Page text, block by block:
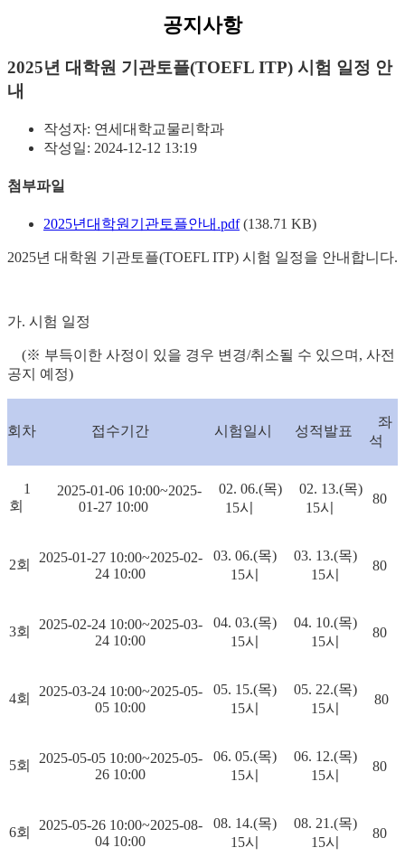
공지사항
2025년 대학원 기관토플(TOEFL ITP) 시험 일정 안
내
작성자: 연세대학교물리학과
작성일: 2024-12-12 13:19
첨부파일
2025년대학원기관토플안내.pdf (138.71 KB)
2025년 대학원 기관토플(TOEFL ITP) 시험 일정을 안내합니다.
가. 시험 일정
(※ 부득이한 사정이 있을 경우 변경/취소될 수 있으며, 사전
공지 예정)
회차 접수기간 시험일시 성적발표
좌
석
1
회
2025-01-06 10:00~2025-
01-27 10:00
02. 06.(목)
15시
02. 13.(목)
15시
80
2회
2025-01-27 10:00~2025-02-
24 10:00
03. 06.(목)
15시
03. 13.(목)
15시
80
3회
2025-02-24 10:00~2025-03-
24 10:00
04. 03.(목)
15시
04. 10.(목)
15시
80
4회
2025-03-24 10:00~2025-05-
05 10:00
05. 15.(목)
15시
05. 22.(목)
15시
80
5회
2025-05-05 10:00~2025-05-
26 10:00
06. 05.(목)
15시
06. 12.(목)
15시
80
6회
2025-05-26 10:00~2025-08-
04 10:00
08. 14.(목)
15시
08. 21.(목)
15시
80